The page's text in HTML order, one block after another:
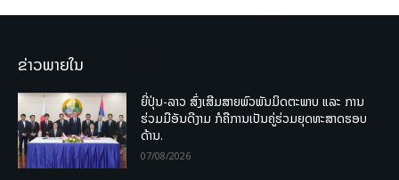
ຂ່າວພາຍໃນ
ຍີ່ປຸ່ນ-ລາວ ສົ່ງເສີມສາຍພົວພັນມິດຕະພາບ ແລະ ການ
ຮ່ວມມືອັນດີງາມ ກໍຄືການເປັນຄູ່ຮ່ວມຍຸດທະສາດຮອບ
ດ້ານ.
07/08/2026